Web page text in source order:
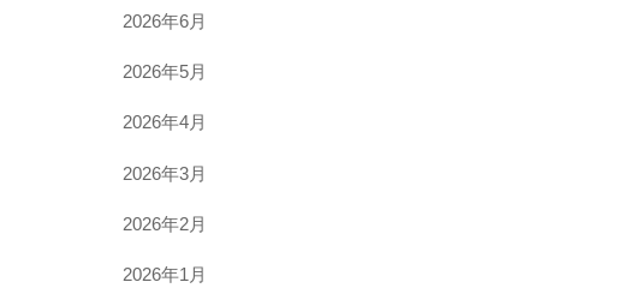
2026年6月
2026年5月
2026年4月
2026年3月
2026年2月
2026年1月